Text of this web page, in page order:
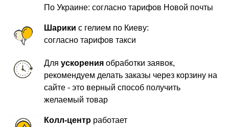
По Украине: согласно тарифов Новой почты
Шарики с гелием по Киеву:
согласно тарифов такси
Дляускорения обработки заявок,
рекомендуем делать заказы через корзину на
сайте - это верный способ получить
желаемый товар
Колл-центр работает